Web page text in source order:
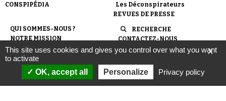
CONSPIPÉDIA
Les Déconspirateurs
REVUES DE PRESSE
QUI SOMMES-NOUS ?
NOTRE MISSION
NOTRE CHARTE ÉDITORIALE
NOS PARTENAIRES
MENTIONS LÉGALES
POLITIQUE DE
CONFIDENTIALITÉ
RECHERCHE
CONTACTEZ-NOUS
ESPACE PRESSE
FAIRE UN DON
X
This site uses cookies and gives you control over what you want
to activate
OK, accept all
Personalize Privacy policy